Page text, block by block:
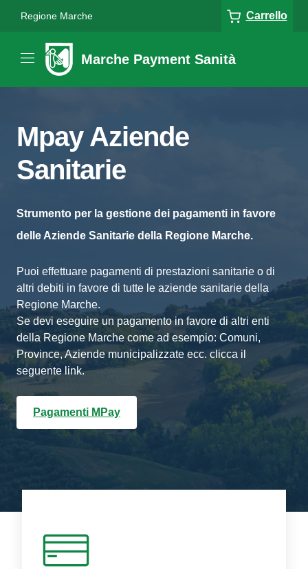
Regione Marche Carrello
Marche Payment Sanità
Mpay Aziende
Sanitarie
Strumento per la gestione dei pagamenti in favore
delle Aziende Sanitarie della Regione Marche.
Puoi effettuare pagamenti di prestazioni sanitarie o di
altri debiti in favore di tutte le aziende sanitarie della
Regione Marche.
Se devi eseguire un pagamento in favore di altri enti
della Regione Marche come ad esempio: Comuni,
Province, Aziende municipalizzate ecc. clicca il
seguente link.
Pagamenti MPay